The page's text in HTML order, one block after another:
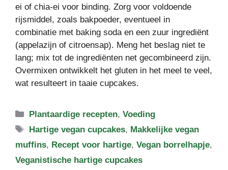
ei of chia-ei voor binding. Zorg voor voldoende
rijsmiddel, zoals bakpoeder, eventueel in
combinatie met baking soda en een zuur ingrediënt
(appelazijn of citroensap). Meng het beslag niet te
lang; mix tot de ingrediënten net gecombineerd zijn.
Overmixen ontwikkelt het gluten in het meel te veel,
wat resulteert in taaie cupcakes.
Categorieën
Plantaardige recepten,Voeding
Tags
Hartige vegan cupcakes, Makkelijke vegan
muffins, Recept voor hartige, Vegan borrelhapje,
Veganistische hartige cupcakes